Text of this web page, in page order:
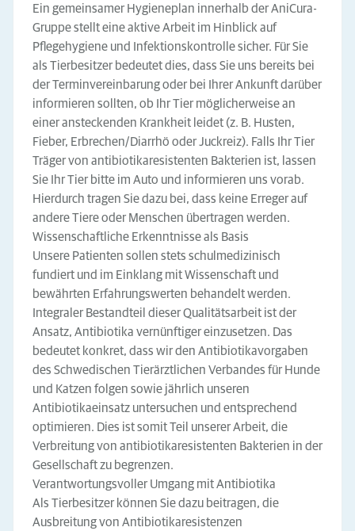
Ein gemeinsamer Hygieneplan innerhalb der AniCura-
Gruppe stellt eine aktive Arbeit im Hinblick auf
Pflegehygiene und Infektionskontrolle sicher. Für Sie
als Tierbesitzer bedeutet dies, dass Sie uns bereits bei
der Terminvereinbarung oder bei Ihrer Ankunft darüber
informieren sollten, ob Ihr Tier möglicherweise an
einer ansteckenden Krankheit leidet (z. B. Husten,
Fieber, Erbrechen/Diarrhö oder Juckreiz). Falls Ihr Tier
Träger von antibiotikaresistenten Bakterien ist, lassen
Sie Ihr Tier bitte im Auto und informieren uns vorab.
Hierdurch tragen Sie dazu bei, dass keine Erreger auf
andere Tiere oder Menschen übertragen werden.
Wissenschaftliche Erkenntnisse als Basis
Unsere Patienten sollen stets schulmedizinisch
fundiert und im Einklang mit Wissenschaft und
bewährten Erfahrungswerten behandelt werden.
Integraler Bestandteil dieser Qualitätsarbeit ist der
Ansatz, Antibiotika vernünftiger einzusetzen. Das
bedeutet konkret, dass wir den Antibiotikavorgaben
des Schwedischen Tierärztlichen Verbandes für Hunde
und Katzen folgen sowie jährlich unseren
Antibiotikaeinsatz untersuchen und entsprechend
optimieren. Dies ist somit Teil unserer Arbeit, die
Verbreitung von antibiotikaresistenten Bakterien in der
Gesellschaft zu begrenzen.
Verantwortungsvoller Umgang mit Antibiotika
Als Tierbesitzer können Sie dazu beitragen, die
Ausbreitung von Antibiotikaresistenzen